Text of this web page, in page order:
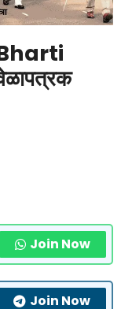
Join Now
Join Now